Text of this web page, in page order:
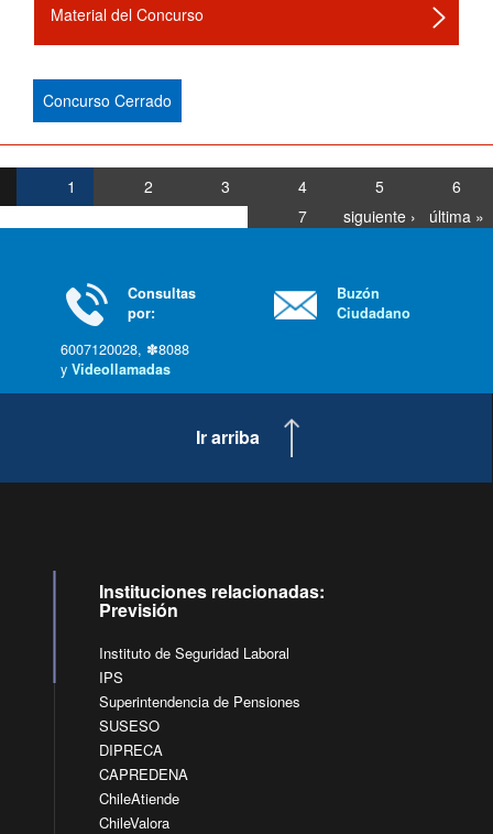
Material del Concurso
Concurso Cerrado
1 2 3 4 5
6
7
siguiente › última »
Consultas
por:
6007120028, ✽8088
y Videollamadas
Buzón
Ciudadano
Ir arriba
Instituciones relacionadas:
Previsión
Instituto de Seguridad Laboral
IPS
Superintendencia de Pensiones
SUSESO
DIPRECA
CAPREDENA
ChileAtiende
ChileValora